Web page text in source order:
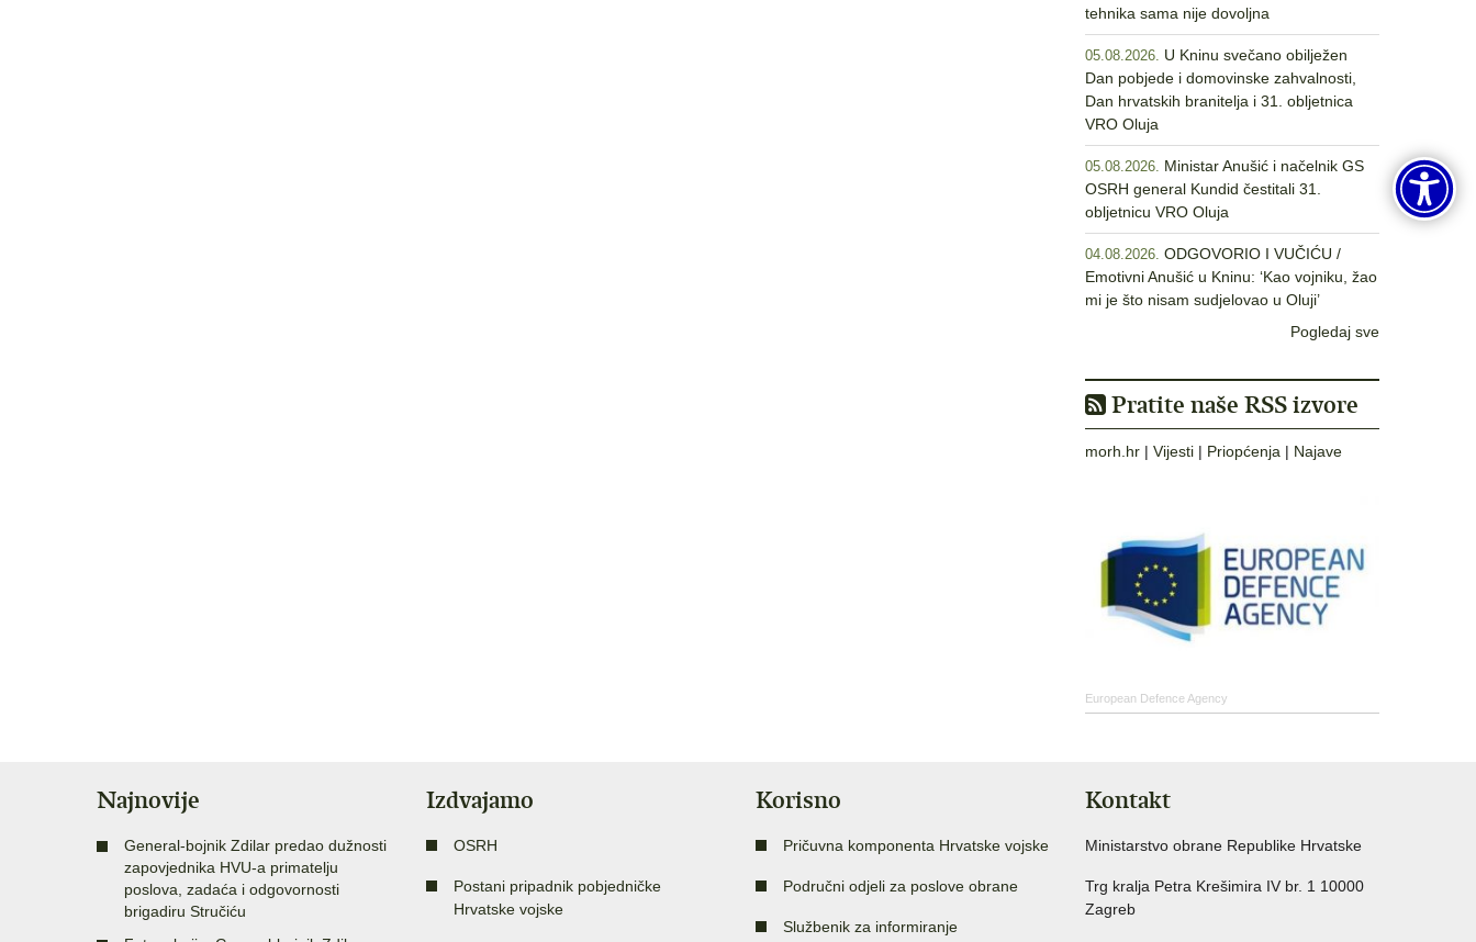
tehnika sama nije dovoljna
05.08.2026. U Kninu svečano obilježen
Dan pobjede i domovinske zahvalnosti,
Dan hrvatskih branitelja i 31. obljetnica
VRO Oluja
05.08.2026. Ministar Anušić i načelnik GS
OSRH general Kundid čestitali 31.
obljetnicu VRO Oluja
04.08.2026. ODGOVORIO I VUČIĆU /
Emotivni Anušić u Kninu: ‘Kao vojniku, žao
mi je što nisam sudjelovao u Oluji’
Pogledaj sve
Pratite naše RSS izvore
morh.hr | Vijesti | Priopćenja | Najave
European Defence Agency
Najnovije
General-bojnik Zdilar predao dužnosti
zapovjednika HVU-a primatelju
poslova, zadaća i odgovornosti
brigadiru Stručiću
Izdvajamo
OSRH
Postani pripadnik pobjedničke
Hrvatske vojske
Korisno
Pričuvna komponenta Hrvatske vojske
Područni odjeli za poslove obrane
Službenik za informiranje
Kontakt
Ministarstvo obrane Republike Hrvatske
Trg kralja Petra Krešimira IV br. 1 10000
Zagreb